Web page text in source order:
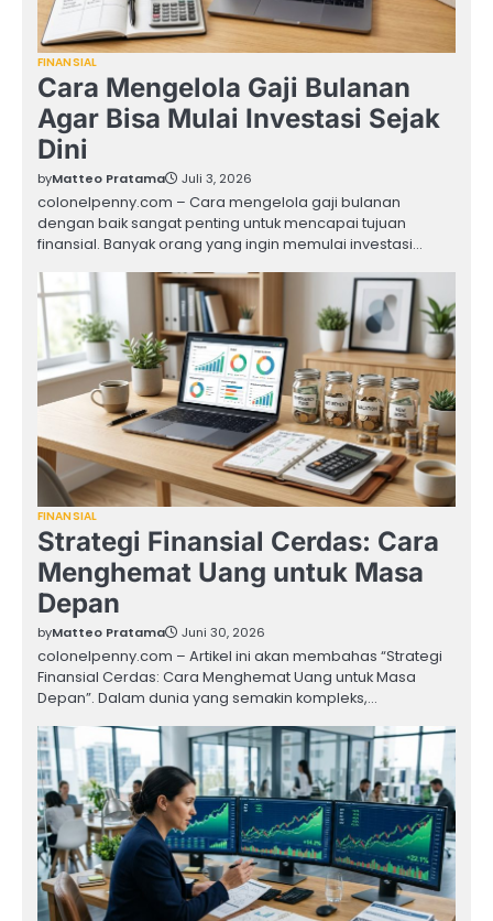
FINANSIAL
Cara Mengelola Gaji Bulanan
Agar Bisa Mulai Investasi Sejak
Dini
byMatteo Pratama Juli 3, 2026
colonelpenny.com – Cara mengelola gaji bulanan
dengan baik sangat penting untuk mencapai tujuan
finansial. Banyak orang yang ingin memulai investasi…
FINANSIAL
Strategi Finansial Cerdas: Cara
Menghemat Uang untuk Masa
Depan
byMatteo Pratama Juni 30, 2026
colonelpenny.com – Artikel ini akan membahas “Strategi
Finansial Cerdas: Cara Menghemat Uang untuk Masa
Depan”. Dalam dunia yang semakin kompleks,…